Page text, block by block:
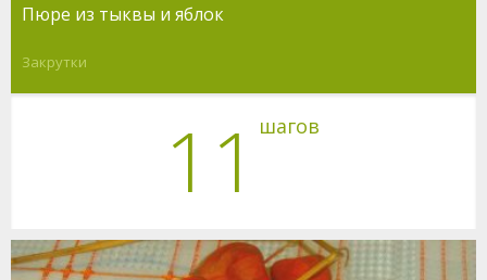
Пюре из тыквы и яблок
Закрутки
11 шагов